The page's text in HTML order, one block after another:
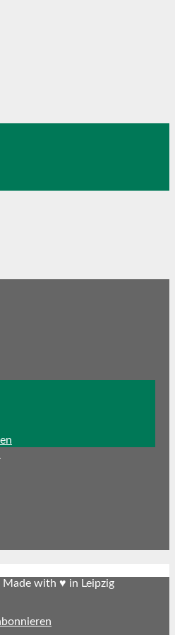
Made with ♥ in Leipzig